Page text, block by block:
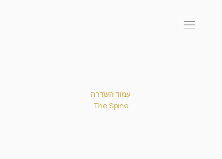
עמוד השדרה
The Spine